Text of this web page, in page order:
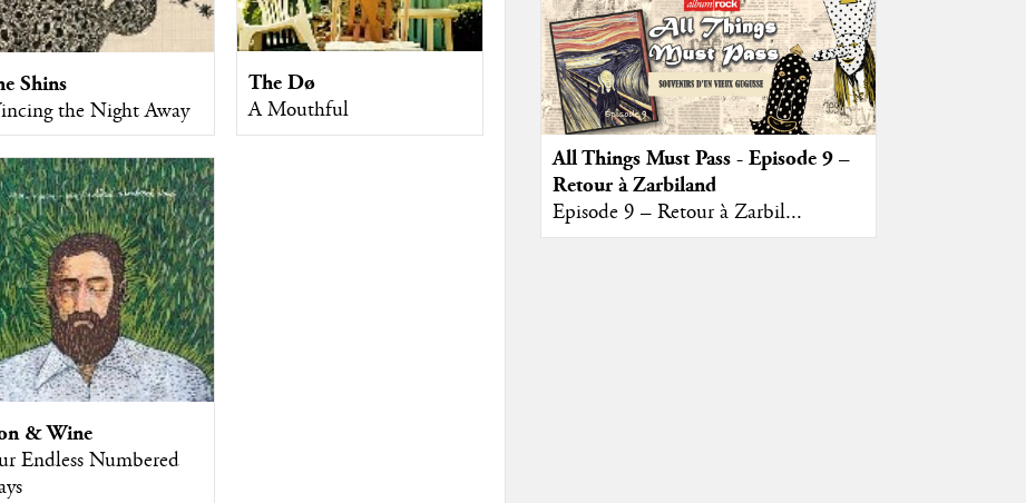
Shins
the Night Away
The Dø
A Mouthful
& Wine
Endless Numbered
All Things Must Pass - Episode 9 –
Retour à Zarbiland
Episode 9 – Retour à Zarbil...